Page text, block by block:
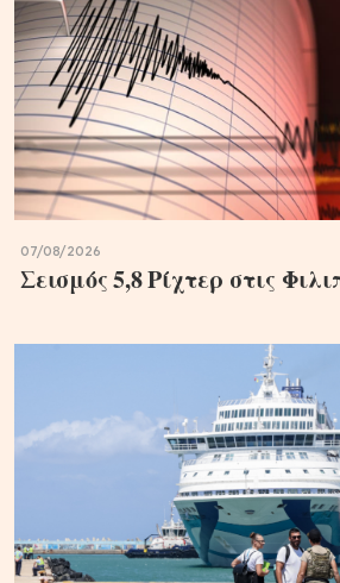
07/08/2026
Σεισμός 5,8 Ρίχτερ στις